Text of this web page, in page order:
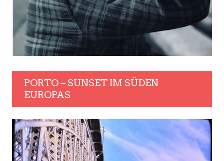
PORTO – SUNSET IM SÜDEN
EUROPAS